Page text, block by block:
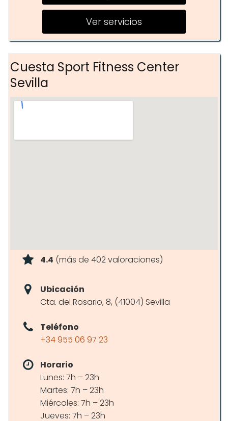
Zumba
Entrenamiento personal
Fisioterapia
Ciclismo virtual
Zonas de cardio y fuerza
Ver servicios
Cuesta Sport Fitness Center
Sevilla
4.4 (más de 402 valoraciones)
Ubicación
Cta. del Rosario, 8, (41004) Sevilla
Teléfono
+34 955 06 97 23
Horario
Lunes: 7h – 23h
Martes: 7h – 23h
Miércoles: 7h – 23h
Jueves: 7h – 23h